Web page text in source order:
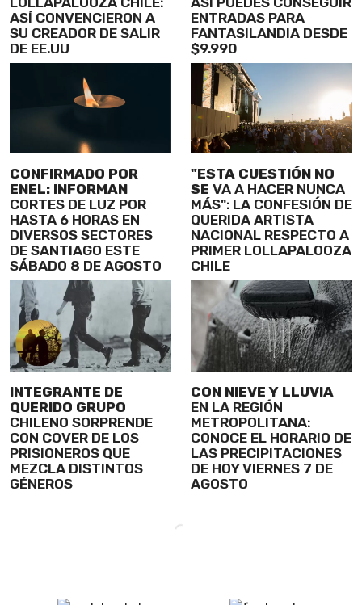
ASÍ CONVENCIERON A
SU CREADOR DE SALIR
DE EE.UU
ENTRADAS PARA
FANTASILANDIA DESDE
$9.990
CONFIRMADO POR
ENEL: INFORMAN
CORTES DE LUZ POR
HASTA 6 HORAS EN
DIVERSOS SECTORES
DE SANTIAGO ESTE
SÁBADO 8 DE AGOSTO
"ESTA CUESTIÓN NO
SE VA A HACER NUNCA
MÁS": LA CONFESIÓN DE
QUERIDA ARTISTA
NACIONAL RESPECTO A
PRIMER LOLLAPALOOZA
CHILE
INTEGRANTE DE
QUERIDO GRUPO
CHILENO SORPRENDE
CON COVER DE LOS
PRISIONEROS QUE
MEZCLA DISTINTOS
GÉNEROS
CON NIEVE Y LLUVIA
EN LA REGIÓN
METROPOLITANA:
CONOCE EL HORARIO DE
LAS PRECIPITACIONES
DE HOY VIERNES 7 DE
AGOSTO